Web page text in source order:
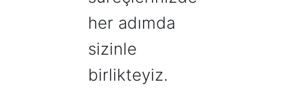
her adımda
sizinle
birlikteyiz.